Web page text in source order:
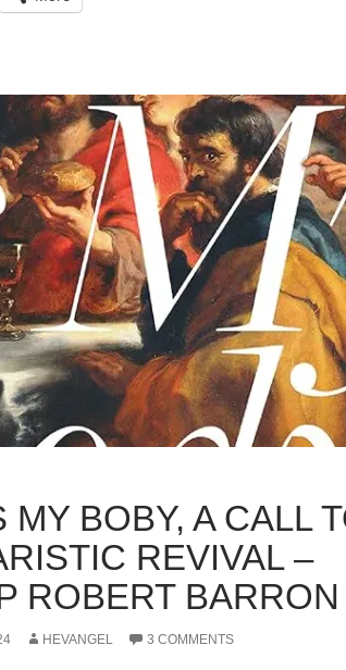
MY BOBY, A CALL
REVIVAL –
ROBERT BARRON
HEVANGEL 3 COMMENTS